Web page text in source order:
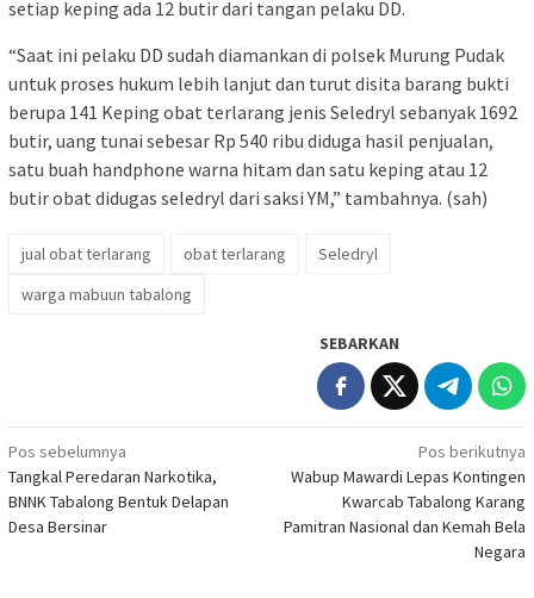
setiap keping ada 12 butir dari tangan pelaku DD.
“Saat ini pelaku DD sudah diamankan di polsek Murung Pudak
untuk proses hukum lebih lanjut dan turut disita barang bukti
berupa 141 Keping obat terlarang jenis Seledryl sebanyak 1692
butir, uang tunai sebesar Rp 540 ribu diduga hasil penjualan,
satu buah handphone warna hitam dan satu keping atau 12
butir obat didugas seledryl dari saksi YM,” tambahnya. (sah)
jual obat terlarang obat terlarang
Seledryl
warga mabuun tabalong
SEBARKAN
Navigasi
pos
Pos sebelumnya
Tangkal Peredaran Narkotika,
BNNK Tabalong Bentuk Delapan
Desa Bersinar
Pos berikutnya
Wabup Mawardi Lepas Kontingen
Kwarcab Tabalong Karang
Pamitran Nasional dan Kemah Bela
Negara